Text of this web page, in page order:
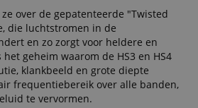
over de gepatenteerde "Twisted
die luchtstromen in de
en zo zorgt voor heldere en
geheim waarom de HS3 en HS4
klankbeeld en grote diepte
frequentiebereik over alle banden,
te vervormen.